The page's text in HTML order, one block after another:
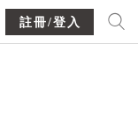
註冊/登入